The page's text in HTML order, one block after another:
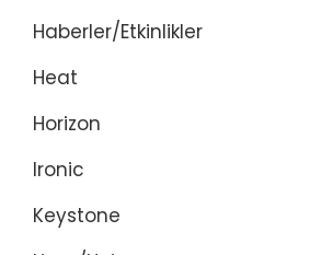
Haberler/Etkinlikler
Heat
Horizon
Ironic
Keystone